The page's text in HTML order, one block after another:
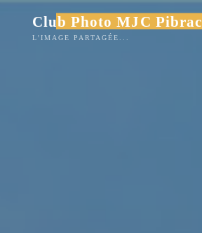
Club Photo MJC Pibrac
L'IMAGE PARTAGÉE...